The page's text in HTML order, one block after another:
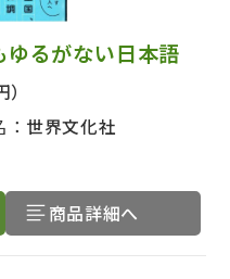
るがない日本語
世界文化社
商品詳細へ